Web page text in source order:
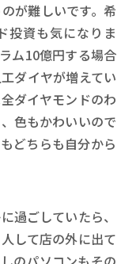
が難しいです。希
投資も気になりま
ム10億円する場合
ダイヤが増えてい
ダイヤモンドのわ
色もかわいいので
どちらも自分から
過ごしていたら、
して店の外に出て